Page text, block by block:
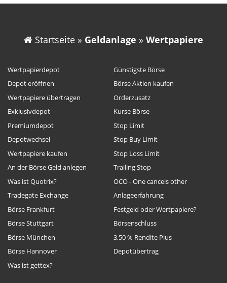
Startseite » Geldanlage » Wertpapiere
Wertpapierdepot
Depot eröffnen
Wertpapiere übertragen
Exklusivdepot
Premiumdepot
Depotwechsel
Wertpapiere kaufen
An der Börse Geld anlegen
Was ist Quotrix?
Tradegate Exchange
Börse Frankfurt
Börse Stuttgart
Börse München
Börse Hannover
Was ist gettex?
Günstigste Börse
Börse Aktien kaufen
Orderzusatz
Kurse Börse
Stop Limit
Stop Buy Limit
Stop Loss Limit
Trailing Stop
OCO - One cancels other
Anlageerfahrung
Festgeld oder Wertpapiere?
Börsenschluss
3,50 % Rendite Plus
Depotübertrag